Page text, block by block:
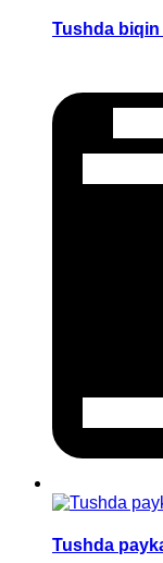
Tushda
Tushda